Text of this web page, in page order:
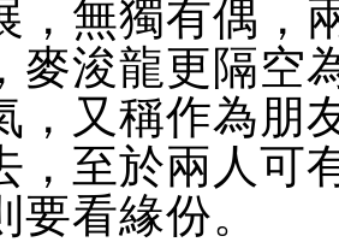
，無獨有偶，
麥浚龍更隔空
，又稱作為朋
，至於兩人可
要看緣份。